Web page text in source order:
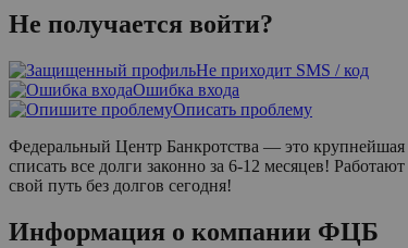
Не получается войти?
Не приходит SMS / код
Ошибка входа
Описать проблему
Федеральный Центр Банкротства — это крупнейшая
списать все долги законно за 6-12 месяцев!
свой путь без долгов сегодня!
Информация о компании ФЦБ